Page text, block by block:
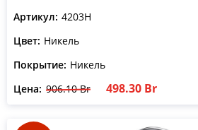
Артикул: 4203H
Цвет: Никель
Покрытие: Никель
Цена: 906.10 Br 498.30 Br